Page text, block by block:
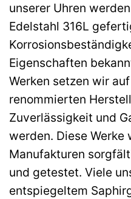
unserer Uhren
Edelstahl 316L
Eigenschaften
Werken setzen wir
renommierten
Zuverlässigkeit und
werden. Diese Werke
Manufakturen
und getestet. Viele
entspiegeltem